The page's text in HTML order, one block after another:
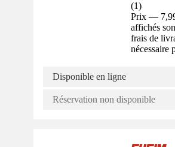
(1)
Prix —
affichés
frais de
nécessaire
Disponible en ligne
Réservation non disponible